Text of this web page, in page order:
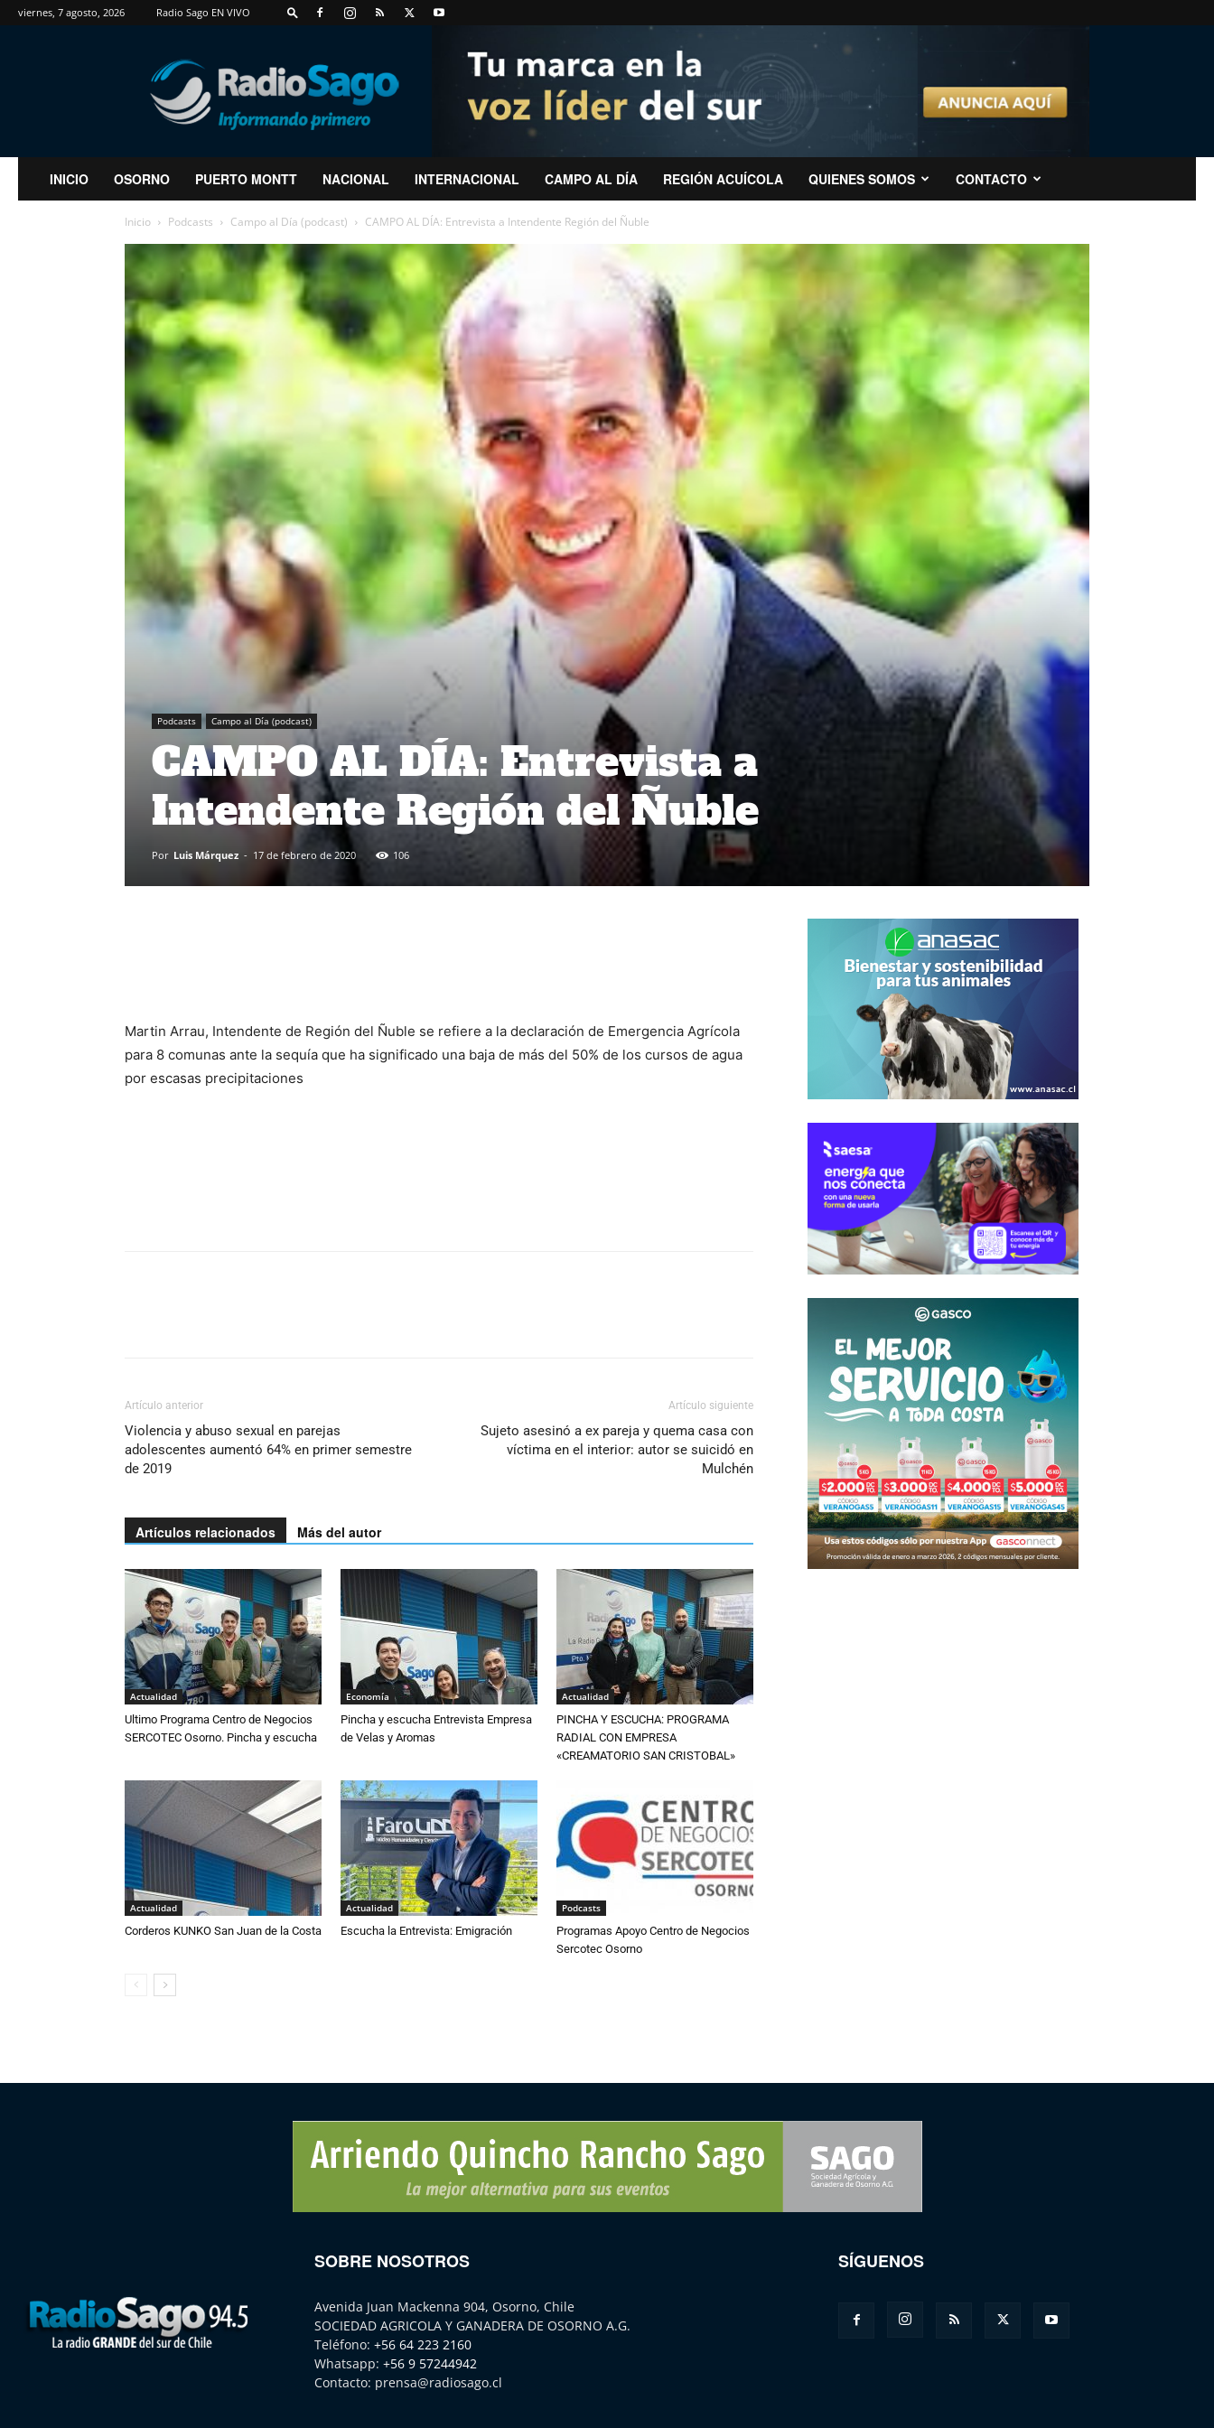
viernes, 7 agosto, 2026 Radio Sago EN VIVO
RadioSago
INICIO OSORNO PUERTO MONTT NACIONAL INTERNACIONAL CAMPO AL DÍA REGIÓN ACUÍCOLA QUIENES SOMOS CONTACTO
Inicio Podcasts Campo al Día (podcast) CAMPO AL DÍA: Entrevista a Intendente Región del Ñuble
Podcasts Campo al Día (podcast)
CAMPO AL DÍA: Entrevista a
Intendente Región del Ñuble
Por Luis Márquez - 17 de febrero de 2020 106
Martin Arrau, Intendente de Región del Ñuble se refiere a la declaración de Emergencia Agrícola
para 8 comunas ante la sequía que ha significado una baja de más del 50% de los cursos de agua
por escasas precipitaciones
Artículo anterior
Violencia y abuso sexual en parejas
adolescentes aumentó 64% en primer semestre
de 2019
Artículo siguiente
Sujeto asesinó a ex pareja y quema casa con
víctima en el interior: autor se suicidó en
Mulchén
Artículos relacionados Más del autor
Actualidad
Ultimo Programa Centro de Negocios
SERCOTEC Osorno. Pincha y escucha
Economía
Pincha y escucha Entrevista Empresa
de Velas y Aromas
Actualidad
PINCHA Y ESCUCHA: PROGRAMA
RADIAL CON EMPRESA
«CREAMATORIO SAN CRISTOBAL»
Actualidad
Corderos KUNKO San Juan de la Costa
Actualidad
Escucha la Entrevista: Emigración
Podcasts
Programas Apoyo Centro de Negocios
Sercotec Osorno
SOBRE NOSOTROS
Avenida Juan Mackenna 904, Osorno, Chile
SOCIEDAD AGRICOLA Y GANADERA DE OSORNO A.G.
Teléfono: +56 64 223 2160
Whatsapp: +56 9 57244942
Contacto: prensa@radiosago.cl
SÍGUENOS